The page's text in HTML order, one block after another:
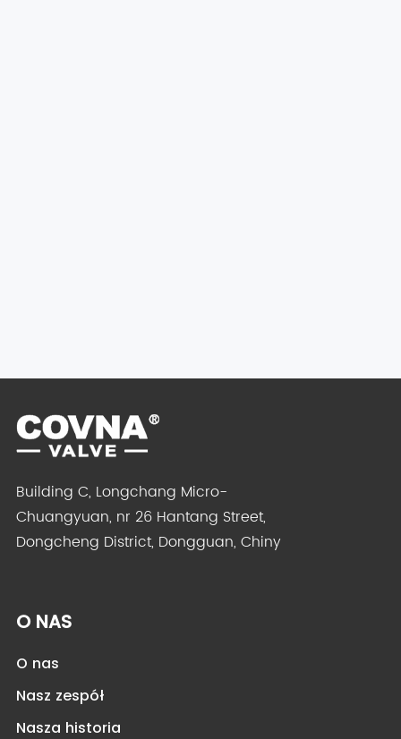
Building C, Longchang Micro-
Chuangyuan, nr 26 Hantang Street,
Dongcheng District, Dongguan, Chiny
O NAS
O nas
Nasz zespół
Nasza historia